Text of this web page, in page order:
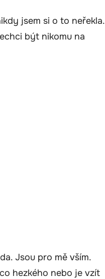
jsem si o to neřekla.
být nikomu na
Jsou pro mě vším.
hezkého nebo je vzít